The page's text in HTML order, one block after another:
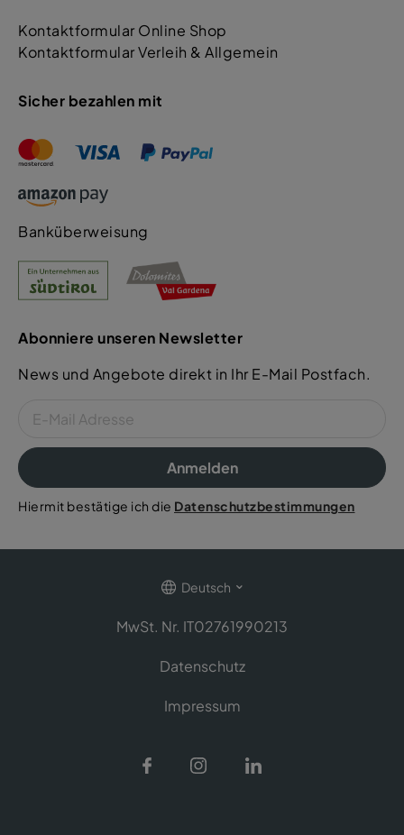
Kontaktformular Online Shop
Kontaktformular Verleih & Allgemein
Sicher bezahlen mit
Banküberweisung
Abonniere unseren Newsletter
News und Angebote direkt in Ihr E-Mail Postfach.
Anmelden
Hiermit bestätige ich die Datenschutzbestimmungen
Deutsch
MwSt. Nr. IT02761990213
Datenschutz
Impressum